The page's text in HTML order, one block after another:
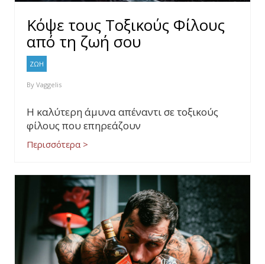
Κόψε τους Τοξικούς Φίλους
από τη ζωή σου
ΖΩΗ
By Vaggelis
Η καλύτερη άμυνα απέναντι σε τοξικούς
φίλους που επηρεάζουν
Περισσότερα >